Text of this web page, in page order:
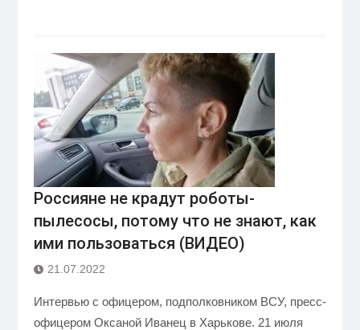
Россияне не крадут роботы-
пылесосы, потому что не знают, как
ими пользоваться (ВИДЕО)
21.07.2022
Интервью с офицером, подполковником ВСУ, пресс-
офицером Оксаной Иванец в Харькове. 21 июля